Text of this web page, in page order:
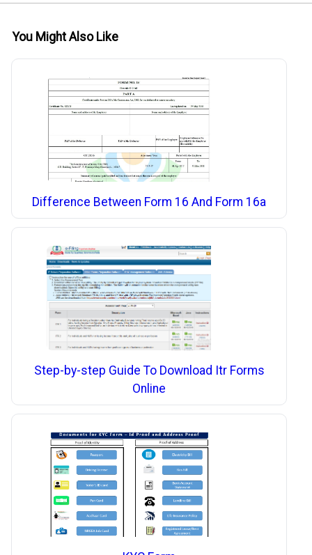
You Might Also Like
Difference Between Form 16 And Form 16a
Step-by-step Guide To Download Itr Forms
Online